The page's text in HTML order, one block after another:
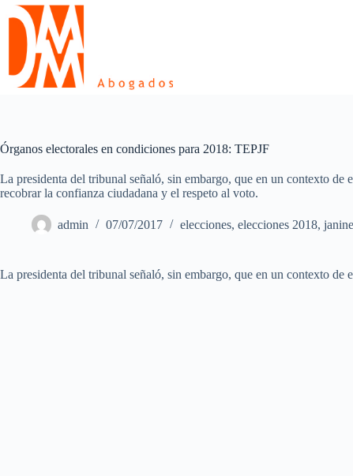
Skip
content
Órganos electorales en condiciones para 2018: TEPJF
La presidenta del tribunal señaló, sin embargo, que en un contexto de
recobrar la confianza ciudadana y el respeto al voto.
admin 07/07/2017 elecciones, elecciones 2018,
La presidenta del tribunal señaló, sin embargo, que en un contexto de